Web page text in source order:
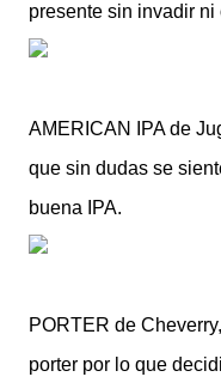
presente sin invadir
AMERICAN IPA de
que sin dudas se
buena IPA.
PORTER de
porter por lo que